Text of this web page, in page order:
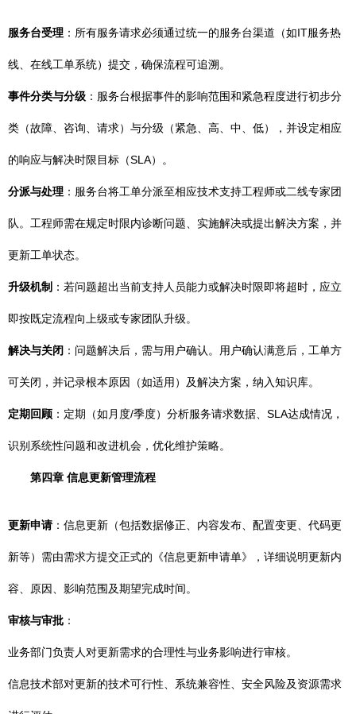
服务台受理 ：所有服务请求必须通过统一的服务台渠道（如IT服务热
线、在线工单系统）提交，确保流程可追溯。
事件分类与分级 ：服务台根据事件的影响范围和紧急程度进行初步分
类（故障、咨询、请求）与分级（紧急、高、中、低），并设定相应
的响应与解决时限目标（SLA）。
分派与处理 ：服务台将工单分派至相应技术支持工程师或二线专家团
队。工程师需在规定时限内诊断问题、实施解决或提出解决方案，并
更新工单状态。
升级机制 ：若问题超出当前支持人员能力或解决时限即将超时，应立
即按既定流程向上级或专家团队升级。
解决与关闭 ：问题解决后，需与用户确认。用户确认满意后，工单方
可关闭，并记录根本原因（如适用）及解决方案，纳入知识库。
定期回顾 ：定期（如月度/季度）分析服务请求数据、SLA达成情况，
识别系统性问题和改进机会，优化维护策略。
第四章 信息更新管理流程
更新申请：信息更新（包括数据修正、内容发布、配置变更、代码更
新等）需由需求方提交正式的《信息更新申请单》，详细说明更新内
容、原因、影响范围及期望完成时间。
审核与审批 ：
业务部门负责人对更新需求的合理性与业务影响进行审核。
信息技术部对更新的技术可行性、系统兼容性、安全风险及资源需求